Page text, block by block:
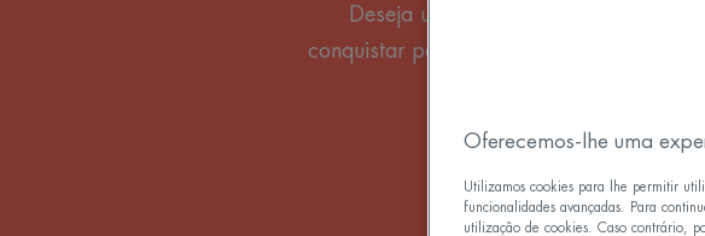
Deseja uma tez perfeita com um
conquistar por uma base compacta que
Oferecemos-lhe uma
Utilizamos cookies para lhe permitir
funcionalidades avançadas. Para
utilização de cookies. Caso contrário,